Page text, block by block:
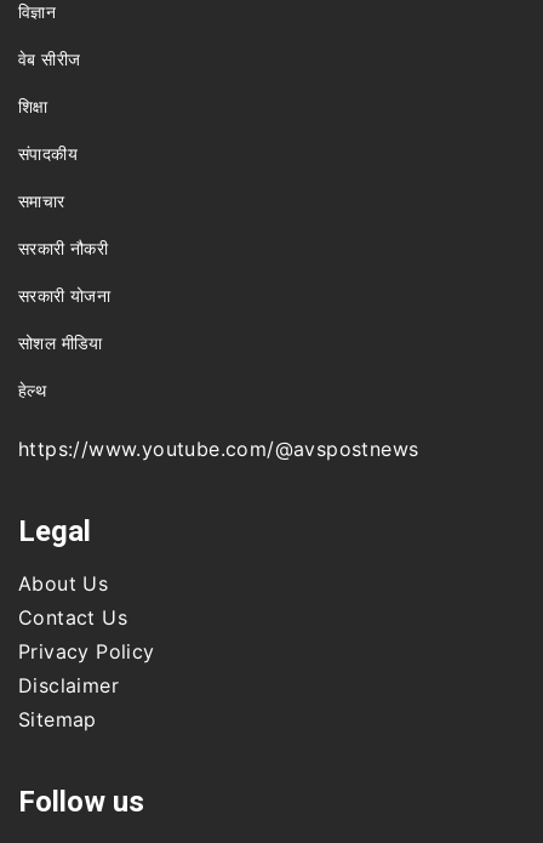
विज्ञान
वेब सीरीज
शिक्षा
संपादकीय
समाचार
सरकारी नौकरी
सरकारी योजना
सोशल मीडिया
हेल्थ
https://www.youtube.com/@avspostnews
Legal
About Us
Contact Us
Privacy Policy
Disclaimer
Sitemap
Follow us